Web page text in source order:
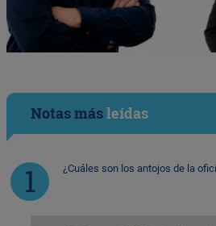
Notas másleídas
¿Cuáles son los antojos de la